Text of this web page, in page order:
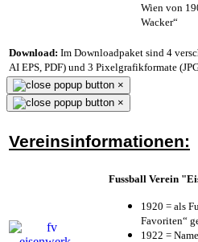
Wien von
Wacker“
Download: Im Downloadpaket sind 4
AI EPS, PDF) und 3 Pixelgrafikformate
×
×
Vereinsinformationen:
Fussball Verein
1920 = als
Favoriten“
1922 =